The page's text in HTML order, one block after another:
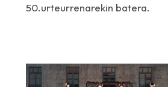
50.urteurrenarekin batera.